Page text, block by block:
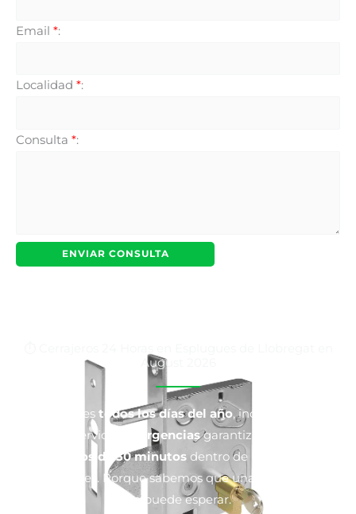
Email *:
Localidad *:
Consulta *:
August 2026
Disponibles todos los días del año, incluso festivos.
Nuestro servicio de
urgenciasgarantiza una llegada
menos de 30 minutos dentro de Esplugues y
alrededores. Porque sabemos que una emergencia
no puede esperar.